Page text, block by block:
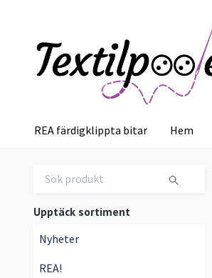
REA färdigklippta bitar Hem
Upptäck sortiment
Nyheter
REA!